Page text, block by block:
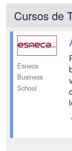
Cursos de
Esneca
Business
School